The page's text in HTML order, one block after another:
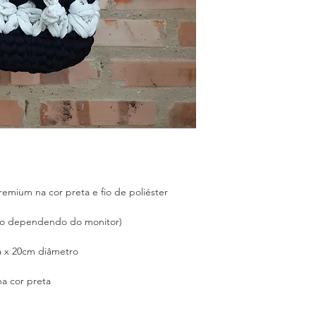
na cor preta e fio de poliéster
dependendo do monitor)
x 20cm diâmetro
cor preta